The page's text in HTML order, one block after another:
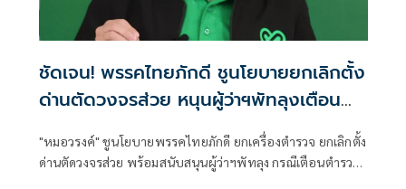
ชัดเจน! พรรคไทยภักดี ชูนโยบายยกเลิกตั้ง
ด่านตัดวงจรส่วย หนุนผู้ว่าฯพัทลุงเตือน
"หมอวรงค์" ชูนโยบายพรรคไทยภักดี ยกเครื่องตำรวจ ยกเลิกตั้ง
ด่านตัดวงจรส่วย พร้อมสนับสนุนผู้ว่าฯพัทลุง กรณีเตือนตำรวจ